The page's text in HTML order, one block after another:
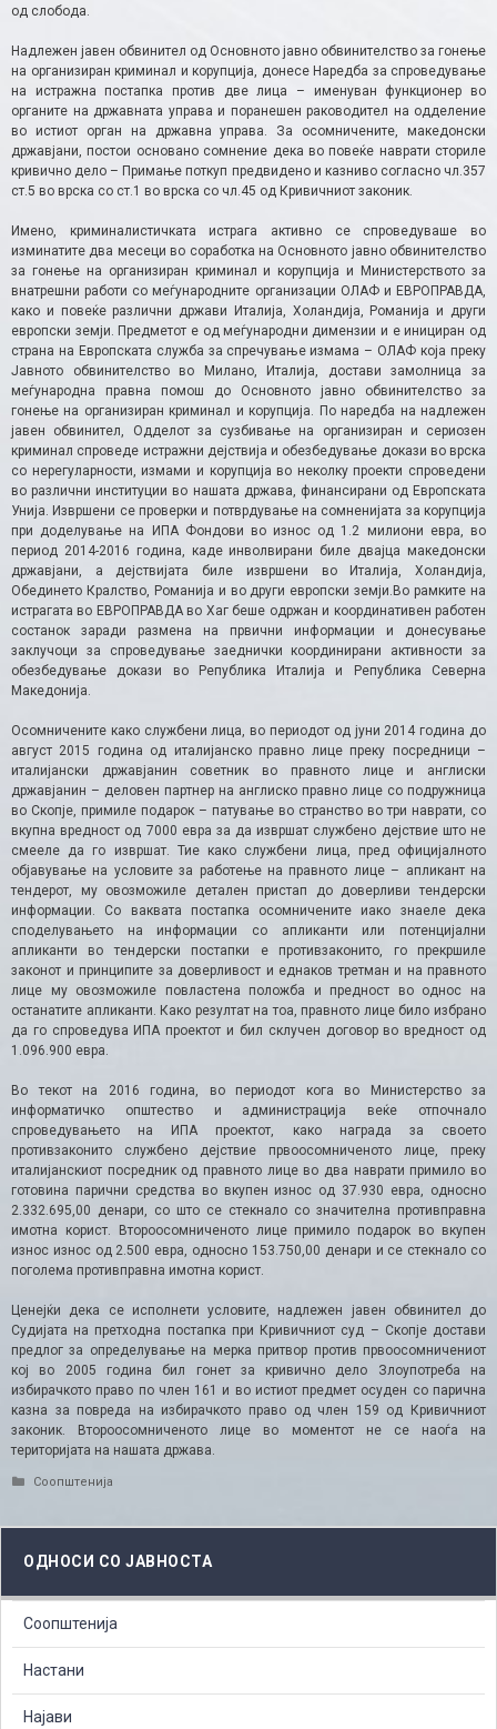
од слобода.
Надлежен јавен обвинител од Основното јавно обвинителство за гонење
на организиран криминал и корупција, донесе Наредба за спроведување
на истражна постапка против две лица – именуван функционер во
органите на државната управа и поранешен раководител на одделение
во истиот орган на државна управа. За осомничените, македонски
државјани, постои основано сомнение дека во повеќе наврати сториле
кривично дело – Примање поткуп предвидено и казниво согласно чл.357
ст.5 во врска со ст.1 во врска со чл.45 од Кривичниот законик.
Имено, криминалистичката истрага активно се спроведуваше во
изминатите два месеци во соработка на Основното јавно обвинителство
за гонење на организиран криминал и корупција и Министерството за
внатрешни работи со меѓународните организации ОЛАФ и ЕВРОПРАВДА,
како и повеќе различни држави Италија, Холандија, Романија и други
европски земји. Предметот е од меѓународни димензии и е инициран од
страна на Европската служба за спречување измама – ОЛАФ која преку
Јавното обвинителство во Милано, Италија, достави замолница за
меѓународна правна помош до Основното јавно обвинителство за
гонење на организиран криминал и корупција. По наредба на надлежен
јавен обвинител, Одделот за сузбивање на организиран и сериозен
криминал спроведе истражни дејствија и обезбедување докази во врска
со нерегуларности, измами и корупција во неколку проекти спроведени
во различни институции во нашата држава, финансирани од Европската
Унија. Извршени се проверки и потврдување на сомненијата за корупција
при доделување на ИПА Фондови во износ од 1.2 милиони евра, во
период 2014-2016 година, каде инволвирани биле двајца македонски
државјани, а дејствијата биле извршени во Италија, Холандија,
Обединето Кралство, Романија и во други европски земји.Во рамките на
истрагата во ЕВРОПРАВДА во Хаг беше одржан и координативен работен
состанок заради размена на првични информации и донесување
заклучоци за спроведување заеднички координирани активности за
обезбедување докази во Република Италија и Република Северна
Македонија.
Осомничените како службени лица, во периодот од јуни 2014 година до
август 2015 година од италијанско правно лице преку посредници –
италијански државјанин советник во правното лице и англиски
државјанин – деловен партнер на англиско правно лице со подружница
во Скопје, примилe подарок – патување во странство во три наврати, со
вкупна вредност од 7000 евра за да извршат службено дејствие што не
смееле да го извршат. Тие како службени лица, пред официјалното
објавување на условите за работење на правното лице – апликант на
тендерот, му овозможиле детален пристап до доверливи тендерски
информации. Со ваквата постапка осомничените иако знаеле дека
споделувањето на информации со апликанти или потенцијални
апликанти во тендерски постапки е противзаконито, го прекршиле
законот и принципите за доверливост и еднаков третман и на правното
лице му овозможиле повластена положба и предност во однос на
останатите апликанти. Како резултат на тоа, правното лице било избрано
да го спроведува ИПА проектот и бил склучен договор во вредност од
1.096.900 евра.
Во текот на 2016 година, во периодот кога во Министерство за
информатичко општество и администрација веќе отпочнало
спроведувањето на ИПА проектот, како награда за своето
противзаконито службено дејствие првоосомниченото лице, преку
италијанскиот посредник од правното лице во два наврати примило во
готовина парични средства во вкупен износ од 37.930 евра, односно
2.332.695,00 денари, со што се стекнало со значителна противправна
имотна корист. Второосомниченото лице примило подарок во вкупен
износ износ од 2.500 евра, односно 153.750,00 денари и се стекнало со
поголема противправна имотна корист.
Ценејќи дека се исполнети условите, надлежен јавен обвинител до
Судијата на претходна постапка при Кривичниот суд – Скопје достави
предлог за определување на мерка притвор против првоосомничениот
кој во 2005 година бил гонет за кривично дело Злоупотреба на
избирачкото право по член 161 и во истиот предмет осуден со парична
казна за повреда на избирачкото право од член 159 од Кривичниот
законик. Второосомниченото лице во моментот не се наоѓа на
територијата на нашата држава.
Categories
Соопштенија
ОДНОСИ СО ЈАВНОСТА
Соопштенија
Настани
Најави